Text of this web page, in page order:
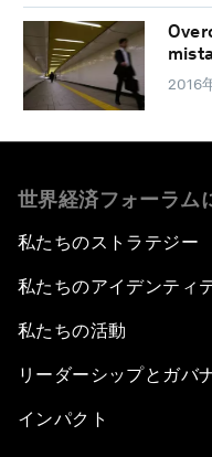
2016
世界経済フォーラム
私たちのストラテジー
私たちのアイデンティ
私たちの活動
リーダーシップとガバ
インパクト